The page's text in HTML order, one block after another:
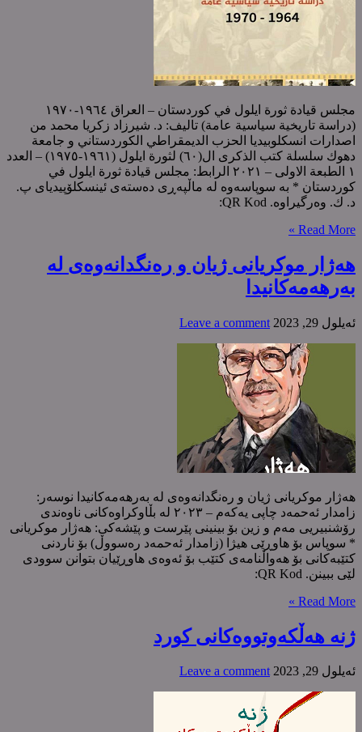
مجلس قيادة ثورة ایلول في کوردستان – العراق ١٩٦٤-١٩٧٠
(دراسة تاریخیة سیاسیة عامة) تالیف: د. شیرزاد زکریا محمد من
اصدارات انسکلوبیدیا الحزب الدیمقراطي الکوردستاني و جامعة
دهوك سلسلة کتب الذکری ال(٦٠) لثورة ایلول (١٩٦١-١٩٧٥) – العدد
١ الطبعة الاولی – ٢٠٢١ الرابط: مجلس قيادة ثورة ایلول في
کوردستان * بە سوپاسەوە لە ماڵپەڕی دەستەی ئینسکلۆپیدیای پ.
د. ك. وەرگیراوە. QR Kod:
Read More »
هەژار موكریانی ژیان و رەنگدانەوەی لە
بەرهەمەكانیدا
ئه‌یلول 29, 2023 Leave a comment
هەژار موكریانی ژیان و رەنگدانەوەی لە بەرهەمەكانیدا نوسەر:
زامدار ئەحمەد چاپی یەکەم – ٢٠٢٣ لە بڵاوکراوەکانی ناوەندی
رۆشنبیریی مەم و زین بۆ بینینی پێرست و پێشەکی: هەژار موکریانی
* سوپاس بۆ هاوڕێی هیژا (زامدار ئەحمەد رەسووڵ) بۆ ناردنی
کتێبەکانی بۆ هەواڵنامەی کتێب بۆ ئەوەی هاوڕێیان بتوانن سوودی
لێی ببینن. ‌QR Kod:
Read More »
ژنە هەڵكەوتووەكانی كورد
ئه‌یلول 29, 2023 Leave a comment